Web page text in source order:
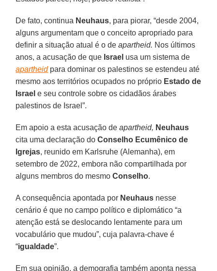
De fato, continua Neuhaus, para piorar, “desde 2004,
alguns argumentam que o conceito apropriado para
definir a situação atual é o deapartheid. Nos últimos
anos, a acusação de que Israel usa um sistema de
apartheidpara dominar os palestinos se estendeu até
mesmo aos territórios ocupados no próprio Estado de
Israel e seu controle sobre os cidadãos árabes
palestinos de Israel”.
Em apoio a esta acusação deapartheid, Neuhaus
cita uma declaração doConselho Ecumênico de
Igrejas, reunido em Karlsruhe (Alemanha), em
setembro de 2022, embora não compartilhada por
alguns membros do mesmoConselho.
A consequência apontada por Neuhaus nesse
cenário é que no campo político e diplomático “a
atenção está se deslocando lentamente para um
vocabulário que mudou”, cuja palavra-chave é
“igualdade”.
Em sua opinião, a demografia também aponta nessa